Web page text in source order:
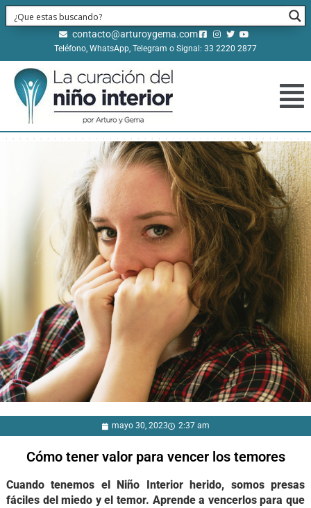
Teléfono, WhatsApp, Telegram o Signal: 33 2220 2877
contacto@arturoygema.com
mayo 30, 2023 2:37 am
Cómo tener valor para vencer los temores
Cuando tenemos el Niño Interior herido, somos presas
fáciles del miedo y el temor. Aprende a vencerlos para que